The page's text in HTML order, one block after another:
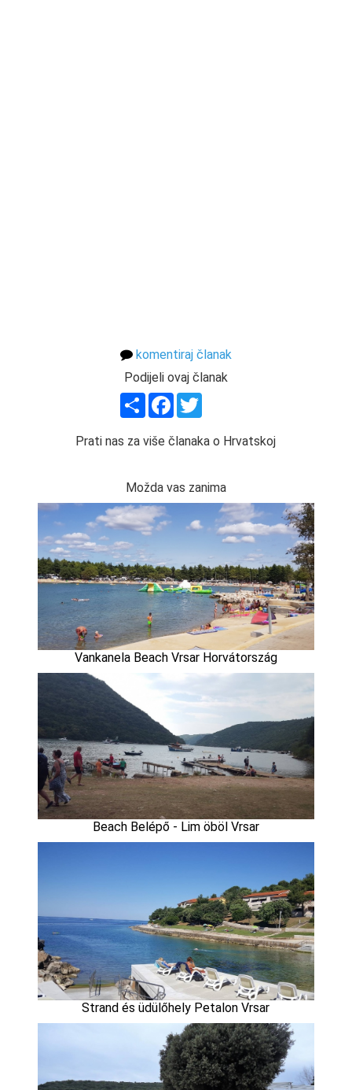
komentiraj članak
Podijeli ovaj članak
ShareFacebook
Prati nas za više članaka o Hrvatskoj
Možda vas zanima
Vankanela Beach Vrsar Horvátország
Beach Belépő - Lim öböl Vrsar
Strand és üdülőhely Petalon Vrsar